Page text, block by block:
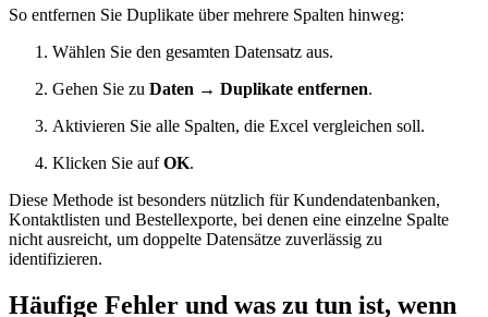
So entfernen Sie Duplikate über mehrere Spalten hinweg:
Wählen Sie den gesamten Datensatz aus.
Gehen Sie zu Daten → Duplikate entfernen.
Aktivieren Sie alle Spalten, die Excel vergleichen soll.
Klicken Sie aufOK.
Diese Methode ist besonders nützlich für Kundendatenbanken,
Kontaktlisten und Bestellexporte, bei denen eine einzelne Spalte
nicht ausreicht, um doppelte Datensätze zuverlässig zu
identifizieren.
Häufige Fehler und was zu tun ist, wenn